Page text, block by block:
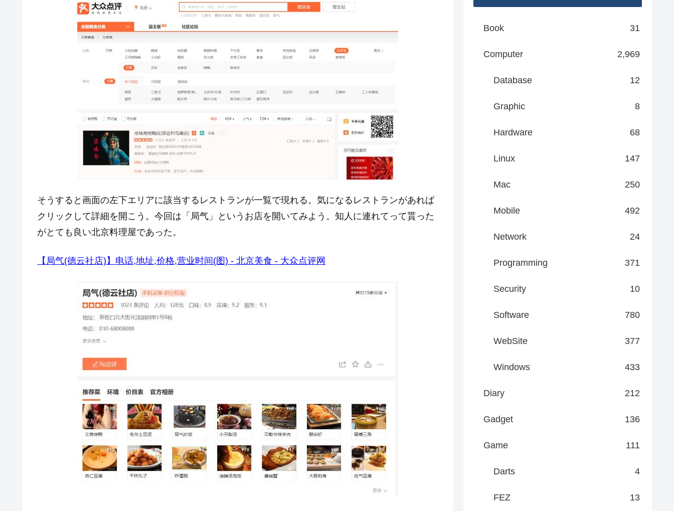
そうすると画面の左下エリアに該当するレストランが一覧で現れる。気になるレストランがあれば
クリックして詳細を開こう。今回は「局气」というお店を開いてみよう。知人に連れてって貰った
がとても良い北京料理屋であった。
【局气(德云社店)】电话,地址,价格,营业时间(图) - 北京美食 - 大众点评网
Book 31
Computer 2,969
Database 12
Graphic 8
Hardware 68
Linux 147
Mac 250
Mobile 492
Network 24
Programming 371
Security 10
Software 780
WebSite 377
Windows 433
Diary 212
Gadget 136
Game 111
Darts 4
FEZ 13